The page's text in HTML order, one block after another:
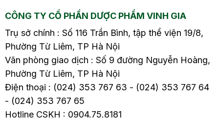
CÔNG TY CỔ PHẦN DƯỢC PHẨM VINH GIA
Trụ sở chính : Số 116 Trần Bình, tập thể viện 19/8,
Phường Từ Liêm, TP Hà Nội
Văn phòng giao dịch : Số 9 đường Nguyễn Hoàng,
Phường Từ Liêm, TP Hà Nội
Điện thoại : (024) 353 767 63 - (024) 353 767 64
- (024) 353 767 65
Hotline CSKH : 0904.75.8181